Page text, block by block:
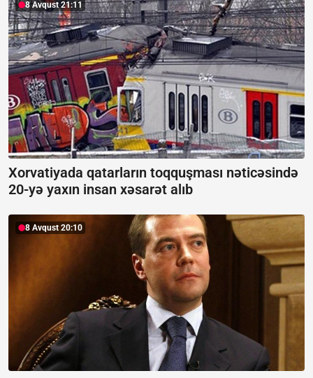
8 Avqust 21:11
Xorvatiyada qatarların toqquşması nəticəsində
20-yə yaxın insan xəsarət alıb
8 Avqust 20:10